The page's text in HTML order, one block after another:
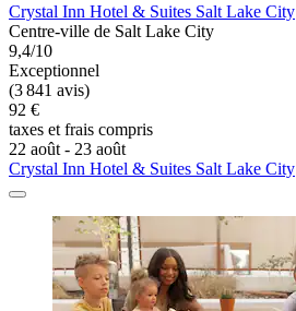
Crystal Inn Hotel & Suites Salt Lake City
Centre-ville de Salt Lake City
9,4/10
Exceptionnel
(3 841 avis)
92 €
taxes et frais compris
22 août - 23 août
Crystal Inn Hotel & Suites Salt Lake City